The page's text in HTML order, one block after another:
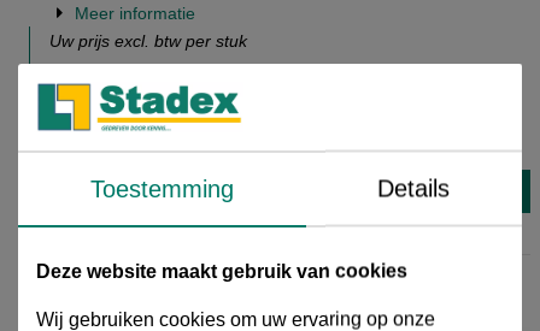
Meer informatie
Uw prijs excl. btw per stuk
€ 3,57
20% korting
07661688
Direct leverbaar
Toestemming Details
Deze website maakt gebruik van cookies
Wij gebruiken cookies om uw ervaring op onze